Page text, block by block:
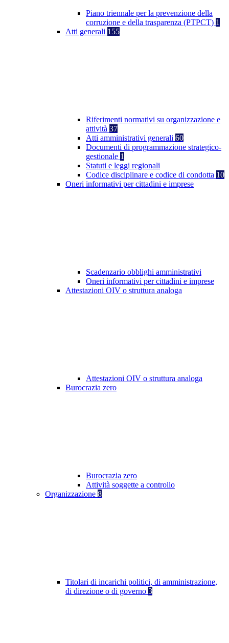
Piano triennale per la prevenzione della
corruzione e della trasparenza (PTPCT) 1
Atti generali 155
Riferimenti normativi su organizzazione e
attività 37
Atti amministrativi generali 60
Documenti di programmazione strategico-
gestionale 1
Statuti e leggi regionali
Codice disciplinare e codice di condotta 10
Oneri informativi per cittadini e imprese
Scadenzario obblighi amministrativi
Oneri informativi per cittadini e imprese
Attestazioni OIV o struttura analoga
Attestazioni OIV o struttura analoga
Burocrazia zero
Burocrazia zero
Attività soggette a controllo
Organizzazione 8
Titolari di incarichi politici, di amministrazione,
di direzione o di governo 3